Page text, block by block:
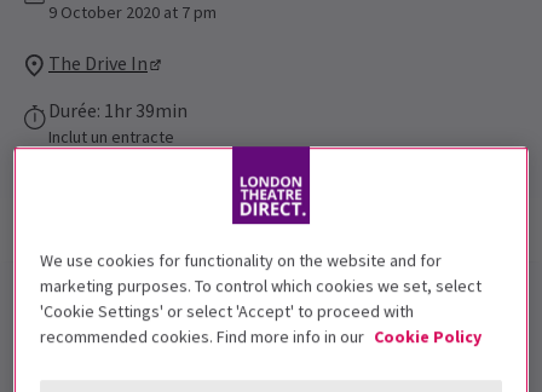
9 October 2020 at 7 pm
The Drive In
Durée: 1hr 39min
Inclut un entracte
Accessibilité
The Drive InprésenteGet Out
London.
We use cookies for functionality on the website and for
marketing purposes. To control which cookies we set, select
'Cookie Settings' or select 'Accept' to proceed with
recommended cookies. Find more info in our Cookie Policy